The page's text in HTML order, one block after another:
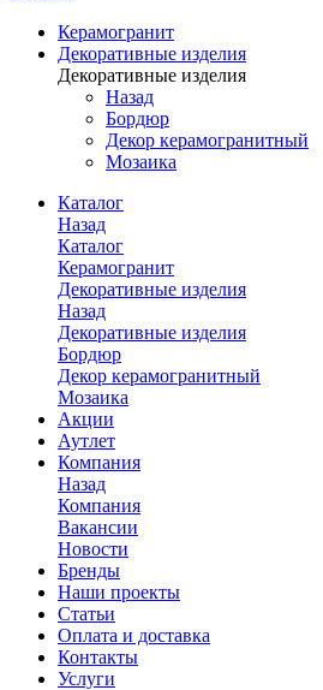
Керамогранит
Декоративные изделия
Декоративные изделия
Назад
Бордюр
Декор керамогранитный
Мозаика
Каталог
Назад
Каталог
Керамогранит
Декоративные изделия
Назад
Декоративные изделия
Бордюр
Декор керамогранитный
Мозаика
Акции
Аутлет
Компания
Назад
Компания
Вакансии
Новости
Бренды
Наши проекты
Статьи
Оплата и доставка
Контакты
Услуги